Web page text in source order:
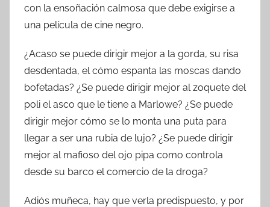
con la ensoñación calmosa que debe exigirse a
una película de cine negro.
¿Acaso se puede dirigir mejor a la gorda, su risa
desdentada, el cómo espanta las moscas dando
bofetadas? ¿Se puede dirigir mejor al zoquete del
poli el asco que le tiene a Marlowe? ¿Se puede
dirigir mejor cómo se lo monta una puta para
llegar a ser una rubia de lujo? ¿Se puede dirigir
mejor al mafioso del ojo pipa como controla
desde su barco el comercio de la droga?
Adiós muñeca, hay que verla predispuesto, y por